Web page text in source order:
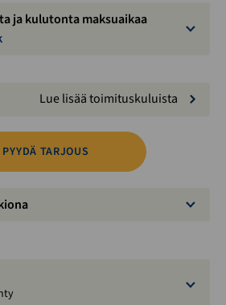
ja kulutonta maksuaikaa
Lue lisää toimituskuluista
PYYDÄ TARJOUS